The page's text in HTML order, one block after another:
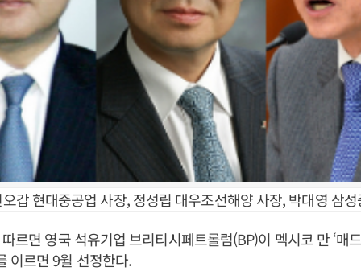
갑 현대중공업 사장, 정성립 대우조선해양 사장, 박대영 삼
르면 영국 석유기업 브리티시페트롤럼(BP)이 멕시코 만 ‘매
이르면 9월 선정한다.